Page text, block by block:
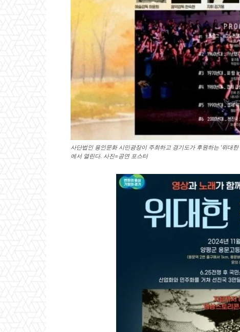
사단법인 용인문화 시민광장이 주최하고 경기도가 후원하는 '위대
에서 열린다. 사진=공연 포스터